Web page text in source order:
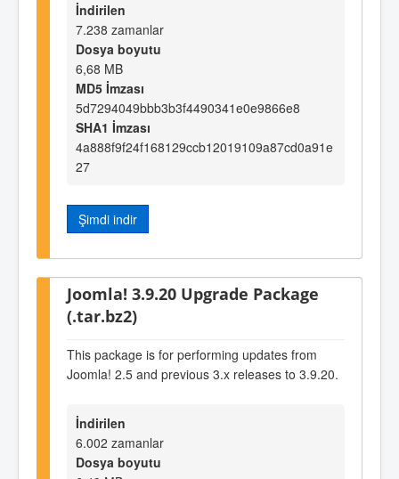
İndirilen
7.238 zamanlar
Dosya boyutu
6,68 MB
MD5 İmzası
5d7294049bbb3b3f4490341e0e9866e8
SHA1 İmzası
4a888f9f24f168129ccb12019109a87cd0a91e
27
Şimdi indir
Joomla! 3.9.20 Upgrade Package
(.tar.bz2)
This package is for performing updates from
Joomla! 2.5 and previous 3.x releases to 3.9.20.
İndirilen
6.002 zamanlar
Dosya boyutu